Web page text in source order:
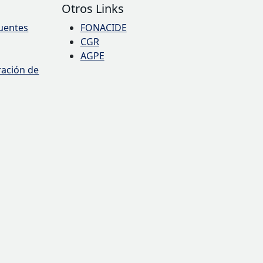
de
Otros Links
FONACIDE
CGR
AGPE